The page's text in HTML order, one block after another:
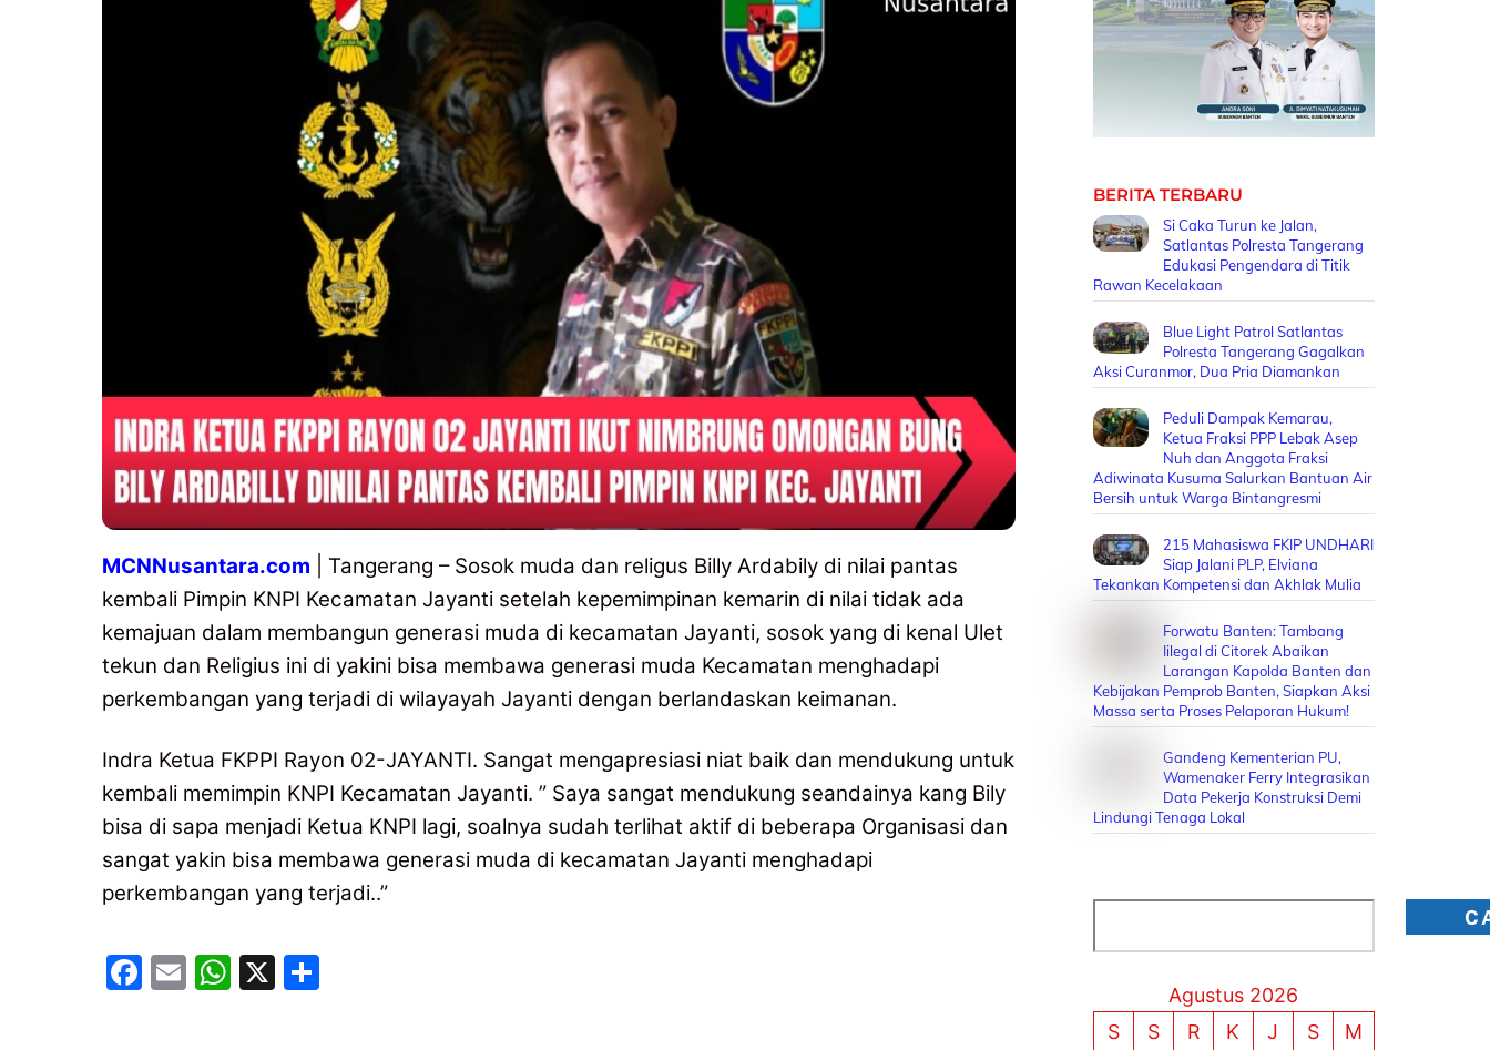
MCNNusantara.com | Tangerang – Sosok muda dan religus Billy Ardabily di nilai pantas
kembali Pimpin KNPI Kecamatan Jayanti setelah kepemimpinan kemarin di nilai tidak ada
kemajuan dalam membangun generasi muda di kecamatan Jayanti, sosok yang di kenal Ulet
tekun dan Religius ini di yakini bisa membawa generasi muda Kecamatan menghadapi
perkembangan yang terjadi di wilayayah Jayanti dengan berlandaskan keimanan.
Indra Ketua FKPPI Rayon 02-JAYANTI. Sangat mengapresiasi niat baik dan mendukung untuk
kembali memimpin KNPI Kecamatan Jayanti. ” Saya sangat mendukung seandainya kang Bily
bisa di sapa menjadi Ketua KNPI lagi, soalnya sudah terlihat aktif di beberapa Organisasi dan
sangat yakin bisa membawa generasi muda di kecamatan Jayanti menghadapi
perkembangan yang terjadi..”
F
E
W X
BERITA TERBARU
Si Caka Turun ke Jalan,
Satlantas Polresta Tangerang
Edukasi Pengendara di Titik
Rawan Kecelakaan
Blue Light Patrol Satlantas
Polresta Tangerang Gagalkan
Aksi Curanmor, Dua Pria Diamankan
Peduli Dampak Kemarau,
Ketua Fraksi PPP Lebak Asep
Nuh dan Anggota Fraksi
Adiwinata Kusuma Salurkan Bantuan Air
Bersih untuk Warga Bintangresmi
215 Mahasiswa FKIP UNDHARI
Siap Jalani PLP, Elviana
Tekankan Kompetensi dan Akhlak Mulia
Forwatu Banten: Tambang
Iilegal di Citorek Abaikan
Larangan Kapolda Banten dan
Kebijakan Pemprob Banten, Siapkan Aksi
Massa serta Proses Pelaporan Hukum!
Gandeng Kementerian PU,
Wamenaker Ferry Integrasikan
Data Pekerja Konstruksi Demi
Lindungi Tenaga Lokal
Agustus 2026
S
S R K J S M